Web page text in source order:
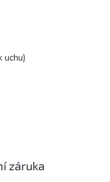
uchu)
záruka